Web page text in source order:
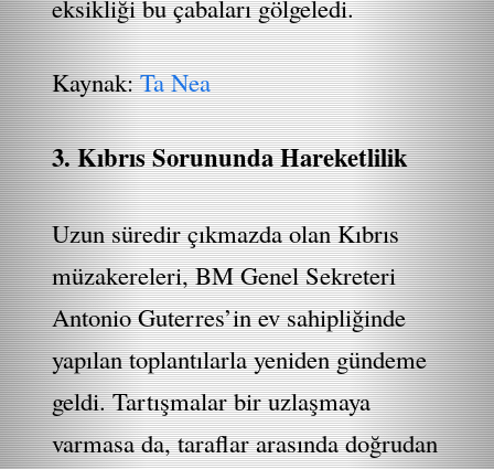
eksikliği bu çabaları gölgeledi.
Kaynak:Ta Nea
3. Kıbrıs Sorununda Hareketlilik
Uzun süredir çıkmazda olan Kıbrıs
müzakereleri, BM Genel Sekreteri
Antonio Guterres’in ev sahipliğinde
yapılan toplantılarla yeniden gündeme
geldi. Tartışmalar bir uzlaşmaya
varmasa da, taraflar arasında doğrudan